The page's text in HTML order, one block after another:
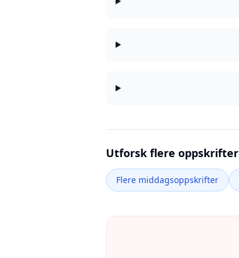
Utforsk flere oppskrifter
Flere middagsoppskrifter